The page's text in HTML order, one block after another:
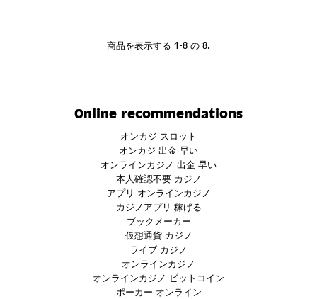
商品を表示する 1-8 の 8.
Online recommendations
オンカジ スロット
オンカジ 出金 早い
オンラインカジノ 出金 早い
本人確認不要 カジノ
アプリ オンラインカジノ
カジノアプリ 稼げる
ブックメーカー
仮想通貨 カジノ
ライブ カジノ
オンラインカジノ
オンラインカジノ ビットコイン
ポーカー オンライン